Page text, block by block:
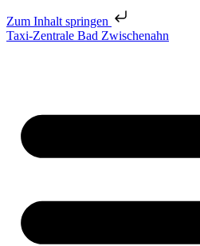
Zum Inhalt springen
Taxi-Zentrale Bad Zwischenahn